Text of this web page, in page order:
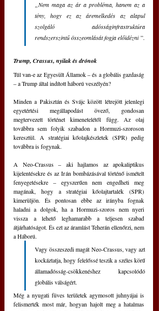
„Nem maga az ár a probléma, hanem az a
tény, hogy ez az áremelkedés az alapul
szolgáló adósságinfrastruktúra
rendszerszintű összeomlását fogja előidézni ”.
Trump, Crassus, nyilak és drónok
Túl van-e az Egyesült Államok – és a globális gazdaság
– a Trump által indított háború veszélyén?
Minden a Pakisztán és Svájc között létrejött jelenlegi
egyetértési megállapodást övező, gondosan
megtervezett történet kimenetelétől függ. Az olaj
továbbra sem folyik szabadon a Hormuzi-szoroson
keresztül. A stratégiai kőolajkészletek (SPR) pedig
továbbra is fogynak.
A Neo-Crassus – aki hajlamos az apokaliptikus
kijelentésekre és az Irán bombázásával történő ismételt
fenyegetésekre – egyszerűen nem engedheti meg
magának, hogy a stratégiai kőolajtartalék (SPR)
kimerüljön. És pontosan ebbe az irányba fognak
haladni a dolgok, ha a Hormuzi-szoros nem nyeri
vissza a lehető leghamarabb a teljesen szabad
átjárhatóságot. És ezt az áramlást Teherán ellenőrzi, nem
a Háború.
Vagy összeszedi magát Neo-Crassus, vagy azt
kockáztatja, hogy felelőssé teszik a széles körű
államadósság-csökkenéshez kapcsolódó
globális válságért.
Még a nyugati füves területek agymosott juhnyájai is
felismerték most már, hogyan hajolt meg a hatalmas